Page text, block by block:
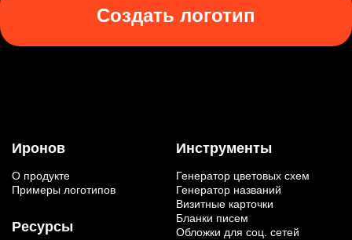
Создать логотип
Иронов
О продукте
Примеры логотипов
Ресурсы
Инструменты
Генератор цветовых схем
Генератор названий
Визитные карточки
Бланки писем
Обложки для соц. сетей